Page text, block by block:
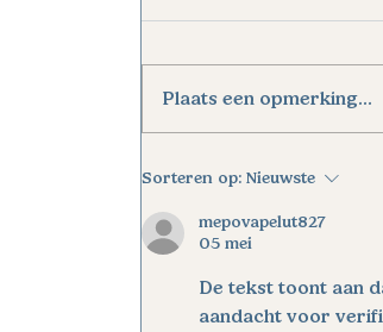
ADE Consultants en I-
Diverso - Een
groei, samenwerking
menselijkheid
Plaats een opmerking...
Sorteren op: Nieuwste
mepovapelut827
05 mei
De tekst toont aan
aandacht voor